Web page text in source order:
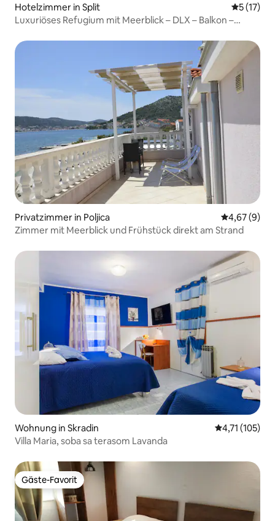
Hotelzimmer in Split
5 (17)
Luxuriöses Refugium mit Meerblick – DLX – Balkon –
Privatzimmer in Poljica
4,67 (9)
Zimmer mit Meerblick und Frühstück direkt am Strand
Wohnung in Skradin
4,71 (105)
Villa Maria, soba sa terasom Lavanda
Gäste-Favorit
Gäste-Favorit